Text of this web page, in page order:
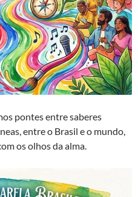
pontes entre saberes
entre o Brasil e o mundo,
os olhos da alma.